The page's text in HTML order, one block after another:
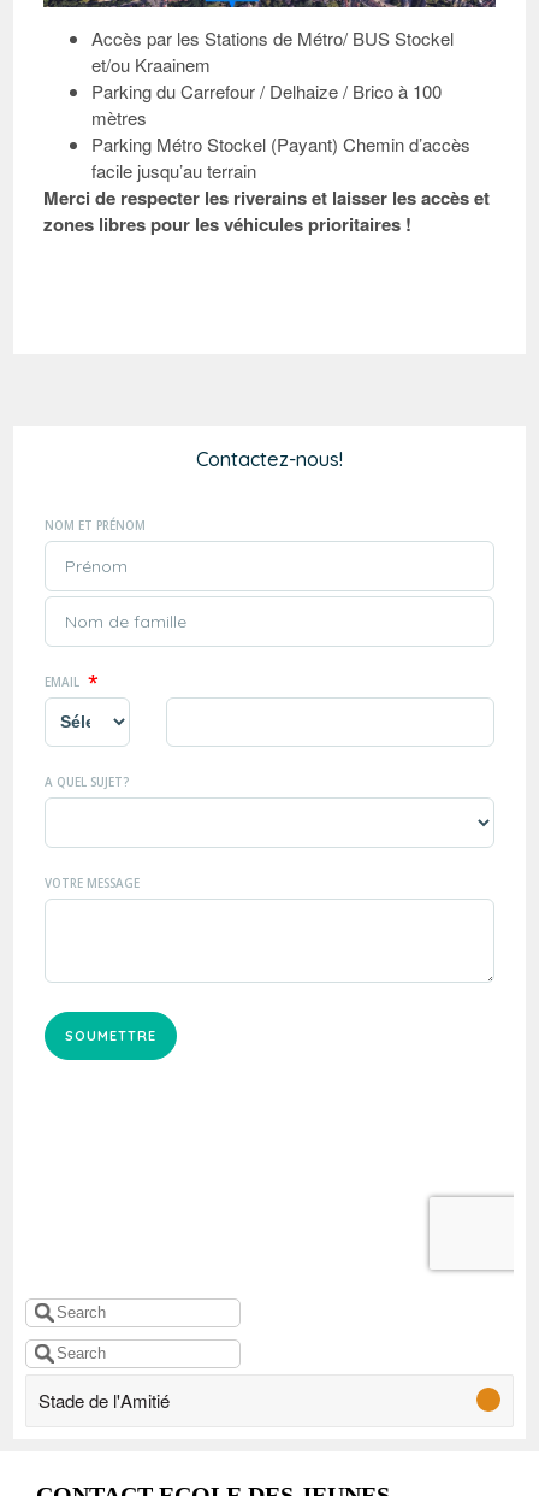
Accès par les Stations de Métro/ BUS Stockel
et/ou Kraainem
Parking du Carrefour / Delhaize / Brico à 100
mètres
Parking Métro Stockel (Payant) Chemin d’accès
facile jusqu’au terrain
Merci de respecter les riverains et laisser les accès et
zones libres pour les véhicules prioritaires !
Stade de l'Amitié